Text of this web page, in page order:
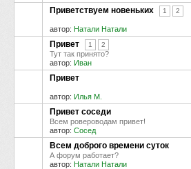
Приветствуем новеньких 1 2
автор: Натали Натали
Привет 1 2
Тут так принято?
автор: Иван
Привет
автор: Илья М.
Привет соседи
Всем ровероводам привет!
автор: Сосед
Всем доброго времени суток
А форум работает?
автор: Натали Натали